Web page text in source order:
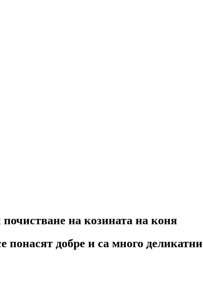
на козината на коня
понасят добре и са много деликатни